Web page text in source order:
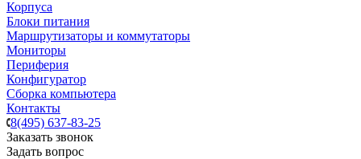
Корпуса
Блоки питания
Маршрутизаторы и коммутаторы
Мониторы
Периферия
Конфигуратор
Сборка компьютера
Контакты
8(495) 637-83-25
Заказать звонок
Задать вопрос